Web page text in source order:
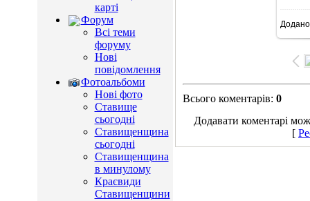
карті
Форум
Всі теми
форуму
Нові
повідомлення
Фотоальбоми
Нові фото
Ставище
сьогодні
Ставищенщина
сьогодні
Ставищенщина
в минулому
Краєвиди
Ставищенщини
Додано
Всього коментарів: 0
Додавати коментарі
[